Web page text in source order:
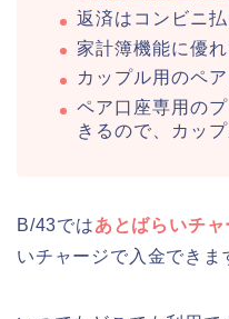
返済はコンビニ
家計簿機能に優
カップル用のペ
ペア口座専用の
きるので、カッ
B/43ではあとばらいチャ
いチャージで入金できま